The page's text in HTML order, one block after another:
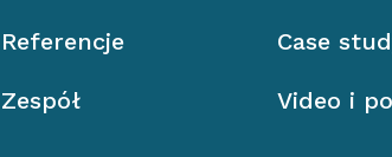
Referencje
Zespół
Case
Video i